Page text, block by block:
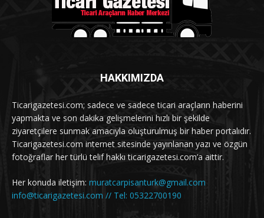
HAKKIMIZDA
Ticarigazetesi.com; sadece ve sadece ticari araçların haberini
yapmakta ve son dakika gelişmelerini hızlı bir şekilde
ziyaretçilere sunmak amacıyla oluşturulmuş bir haber portalıdır.
Ticarigazetesi.com internet sitesinde yayınlanan yazı ve özgün
fotoğraflar her türlü telif hakkı ticarigazetesi.com’a aittir.
Her konuda iletişim: muratcarpisanturk@gmail.com
info@ticarigazetesi.com // Tel: 05322700190